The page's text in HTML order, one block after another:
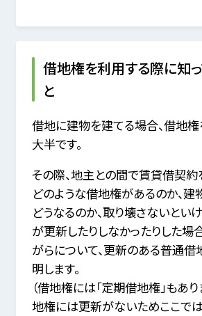
借地権を利用する際に知っ
と
借地に建物を建てる場合、借地
大半です。
その際、地主との間で賃貸借契約
どのような借地権があるのか、
どうなるのか、取り壊さないとい
が更新したりしなかったりした場
がらについて、更新のある普通
明します。
（借地権には「定期借地権」もあ
地権には更新がないためここでは